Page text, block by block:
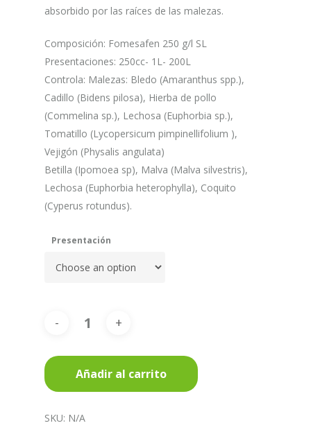
absorbido por las raíces de las malezas.
Composición: Fomesafen 250 g/l SL
Presentaciones: 250cc- 1L- 200L
Controla: Malezas: Bledo (Amaranthus spp.),
Cadillo (Bidens pilosa), Hierba de pollo
(Commelina sp.), Lechosa (Euphorbia sp.),
Tomatillo (Lycopersicum pimpinellifolium ),
Vejigón (Physalis angulata)
Betilla (Ipomoea sp), Malva (Malva silvestris),
Lechosa (Euphorbia heterophylla), Coquito
(Cyperus rotundus).
Presentación
Añadir al carrito
SKU: N/A